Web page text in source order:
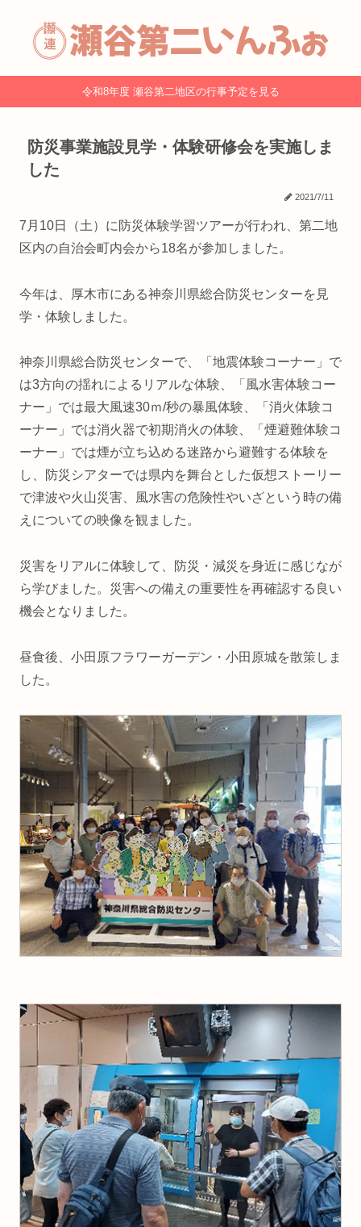
令和8年度 瀬谷第二地区の行事予定を見る
防災事業施設見学・体験研修会を実施しま
した
2021/7/11
7月10日（土）に防災体験学習ツアーが行われ、第二地
区内の自治会町内会から18名が参加しました。
今年は、厚木市にある神奈川県総合防災センターを見
学・体験しました。
神奈川県総合防災センターで、「地震体験コーナー」で
は3方向の揺れによるリアルな体験、「風水害体験コー
ナー」では最大風速30ｍ/秒の暴風体験、「消火体験コ
ーナー」では消火器で初期消火の体験、「煙避難体験コ
ーナー」では煙が立ち込める迷路から避難する体験を
し、防災シアターでは県内を舞台とした仮想ストーリー
で津波や火山災害、風水害の危険性やいざという時の備
えについての映像を観ました。
災害をリアルに体験して、防災・減災を身近に感じなが
ら学びました。災害への備えの重要性を再確認する良い
機会となりました。
昼食後、小田原フラワーガーデン・小田原城を散策しま
した。